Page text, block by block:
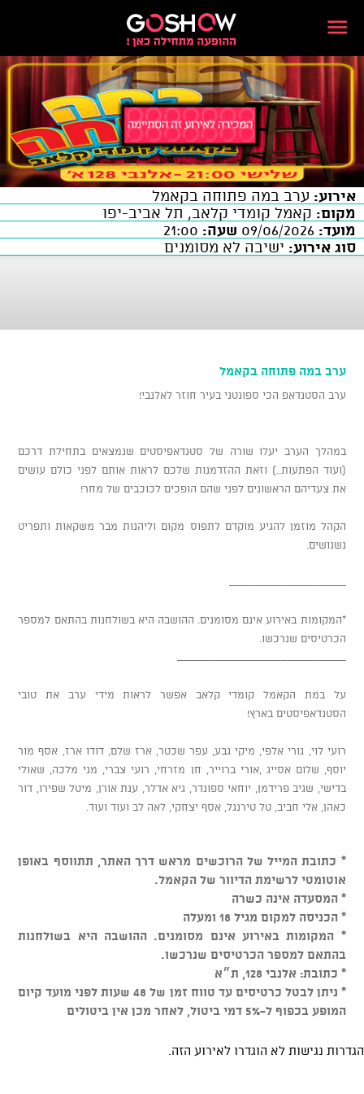
אירוע: ערב במה פתוחה בקאמל
מקום: קאמל קומדי קלאב, תל אביב-יפו
מועד:
שעה:
סוג אירוע: ישיבה לא מסומנים
ערב במה פתוחה בקאמל
ערב הסטנדאפ הכי ספונטני בעיר חוזר לאלנבי!
במהלך הערב יעלו שורה של סטנדאפיסטים שנמצאים בתחילת דרכם
(ועוד הפתעות..) וזאת ההזדמנות שלכם לראות אותם לפני כולם עושים
את צעדיהם הראשונים לפני שהם הופכים לכוכבים של מחר!
הקהל מוזמן להגיע מוקדם לתפוס מקום וליהנות מבר משקאות ותפריט
נשנושים.
*המקומות באירוע אינם מסומנים. ההושבה היא בשולחנות בהתאם למספר
הכרטיסים שנרכשו.
על במת הקאמל קומדי קלאב אפשר לראות מידי ערב את טובי
הסטנדאפיסטים בארץ!
רועי לוי, גורי אלפי, מיקי גבע, עפר שכטר, ארז שלם, דודו ארז, אסף מור
יוסף, שלום אסייג ,אורי ברוייר, חן מזרחי, רועי צברי, מני מלכה, שאולי
בדישי, שגיב פרידמן, יוחאי ספונדר, גיא אדלר, ענת אורן, מיטל שפירו, דור
כאהן, אלי חביב, טל טירנגל, אסף יצחקי, לאה לב ועוד ועוד.
* כתובת המייל של הרוכשים מראש דרך האתר, תתווסף באופן
אוטומטי לרשימת הדיוור של הקאמל.
* המסעדה אינה כשרה
* הכניסה למקום מגיל 18 ומעלה
* המקומות באירוע אינם מסומנים. ההושבה היא בשולחנות
בהתאם למספר הכרטיסים שנרכשו.
* כתובת: אלנבי 128, ת״א
* ניתן לבטל כרטיסים עד טווח זמן של 48 שעות לפני מועד קיום
המופע בכפוף ל-5% דמי ביטול, לאחר מכן אין ביטולים
הגדרות נגישות לא הוגדרו לאירוע הזה.